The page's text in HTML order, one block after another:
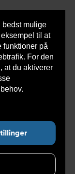
bedst mulige
til at
funktioner på
For den
at du aktiverer
marked